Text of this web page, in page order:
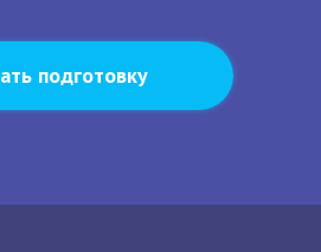
подготовку